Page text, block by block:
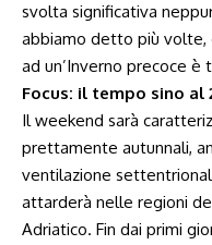
svolta significativa
abbiamo detto più volte,
ad un’Inverno precoce è
Focus: il tempo sino al
Il weekend sarà
prettamente autunnali,
ventilazione
attarderà nelle regioni
Adriatico. Fin dai primi